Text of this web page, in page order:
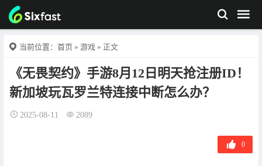
当前位置： 首页 » 游戏 » 正文
《无畏契约》手游8月12日明天抢注册ID！
新加坡玩瓦罗兰特连接中断怎么办？
2025-08-11 2089
0